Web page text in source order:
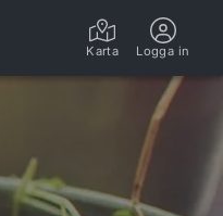
Karta Logga in